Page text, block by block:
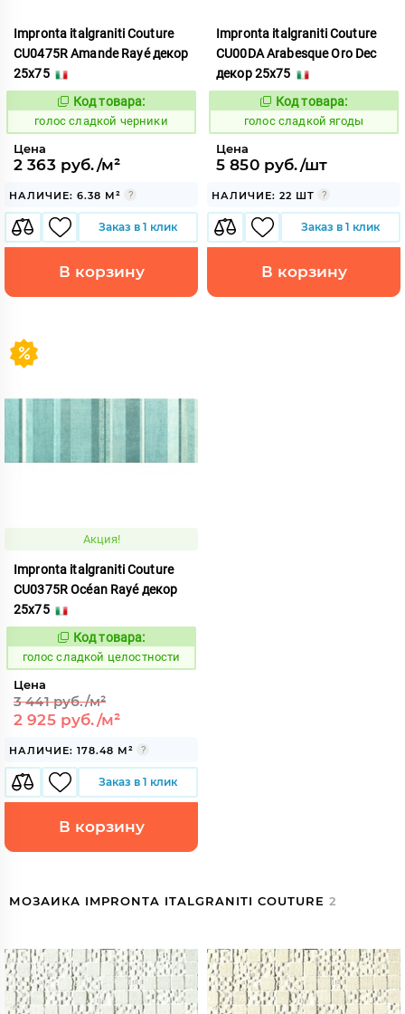
Impronta italgraniti Couture
CU0475R Amande Rayé декор
25x75
Код:
292744
Код товара:
голос сладкой черники
Цена
2 363 руб./м²
НАЛИЧИЕ: 6.38 М²
Заказ в 1 клик
В корзину
Impronta italgraniti Couture
CU00DA Arabesque Oro Dec
декор 25x75
Код:
292749
Код товара:
голос сладкой ягоды
Цена
5 850 руб./шт
НАЛИЧИЕ: 22 ШТ
Заказ в 1 клик
В корзину
Акция!
Impronta italgraniti Couture
CU0375R Océan Rayé декор
25x75
Код:
292743
Код товара:
голос сладкой целостности
Цена
3 441 руб./м²
2 925 руб./м²
НАЛИЧИЕ: 178.48 М²
Заказ в 1 клик
В корзину
МОЗАИКА IMPRONTA ITALGRANITI COUTURE 2